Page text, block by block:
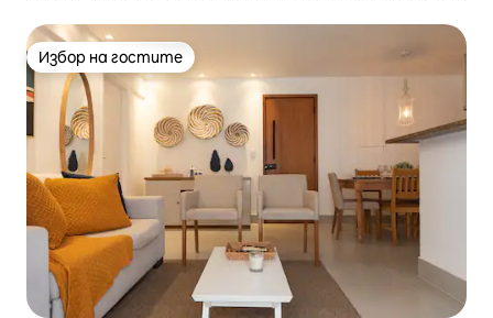
Избор на гостите
Избор на гостите